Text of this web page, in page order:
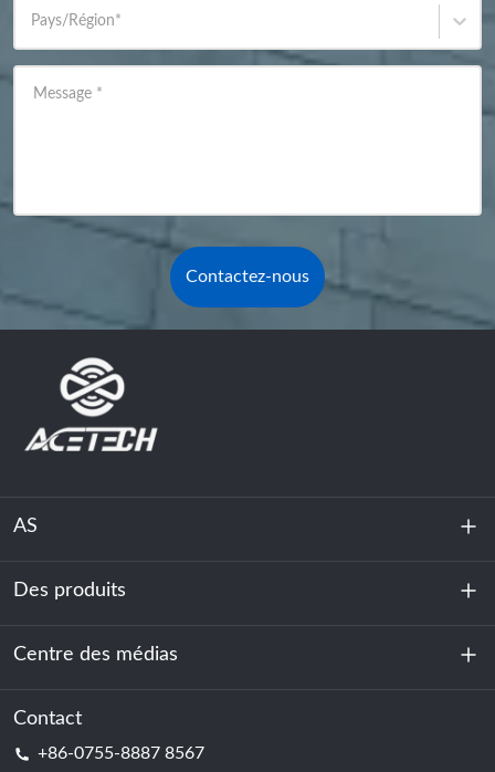
Pays/Région*
Message *
Contactez-nous
AS
À propos de nous
Durabilité
Des produits
Stockage d'énergie
Centre de données et salle des serveurs
Centre des médias
Nouvelles
Contact
+86-0755-8887 8567